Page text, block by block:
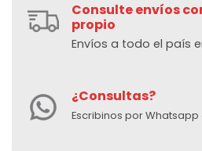
Consulte envíos
propio
Envíos a todo el país
¿Consultas?
Escribinos por Whatsapp